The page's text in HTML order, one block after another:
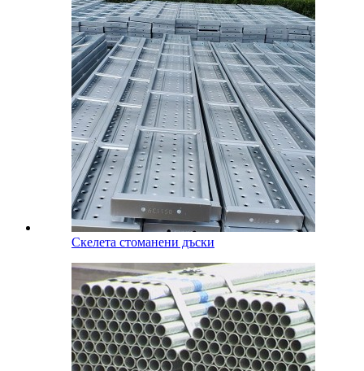
Скелета стоманени дъски